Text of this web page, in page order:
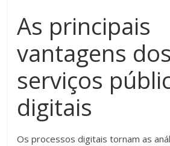
As principais
vantagens dos
serviços
digitais
Os processos digitais tornam as